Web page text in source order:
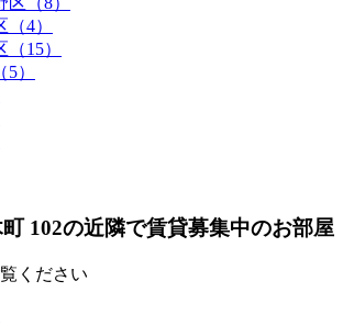
4）
15）
）
102の近隣で賃貸募集中のお部屋
ください